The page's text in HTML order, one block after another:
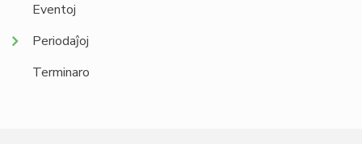
Eventoj
Periodaĵoj
Terminaro